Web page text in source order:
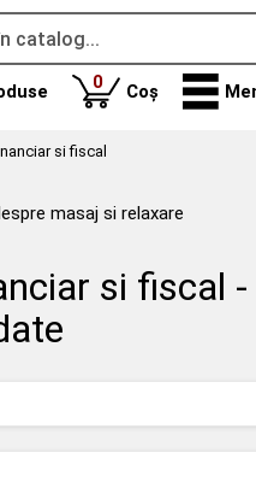
0produse
Coș
si fiscal
si fiscal